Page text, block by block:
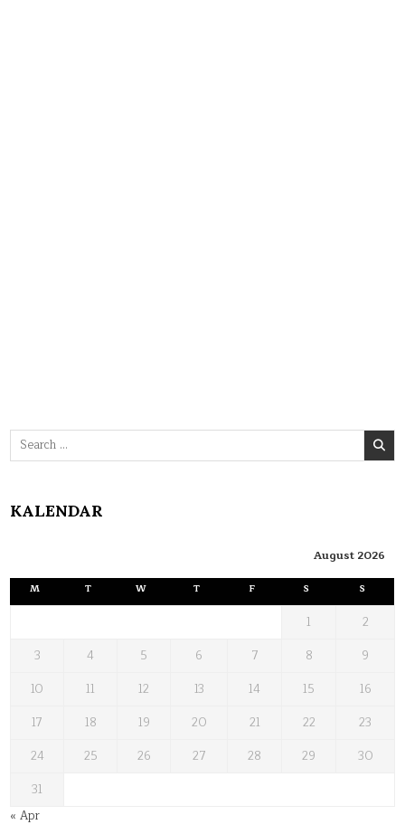
Search
for:
KALENDAR
August 2026
M T W T F S S
1
2
3
4 5 6 7 8
9
10
11 12 13 14 15
16
17
18 19 20 21 22
23
24
25 26 27 28 29
30
31
« Apr